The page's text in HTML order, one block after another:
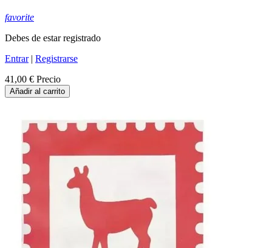
favorite
Debes de estar registrado
Entrar| Registrarse
41,00 € Precio
Añadir al carrito